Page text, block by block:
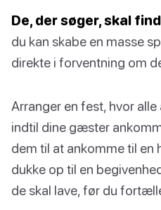
De, der søger, skal
du kan skabe en masse
direkte i forventning om
Arranger en fest, hvor
indtil dine gæster
dem til at ankomme til en
dukke op til en
de skal lave, før du